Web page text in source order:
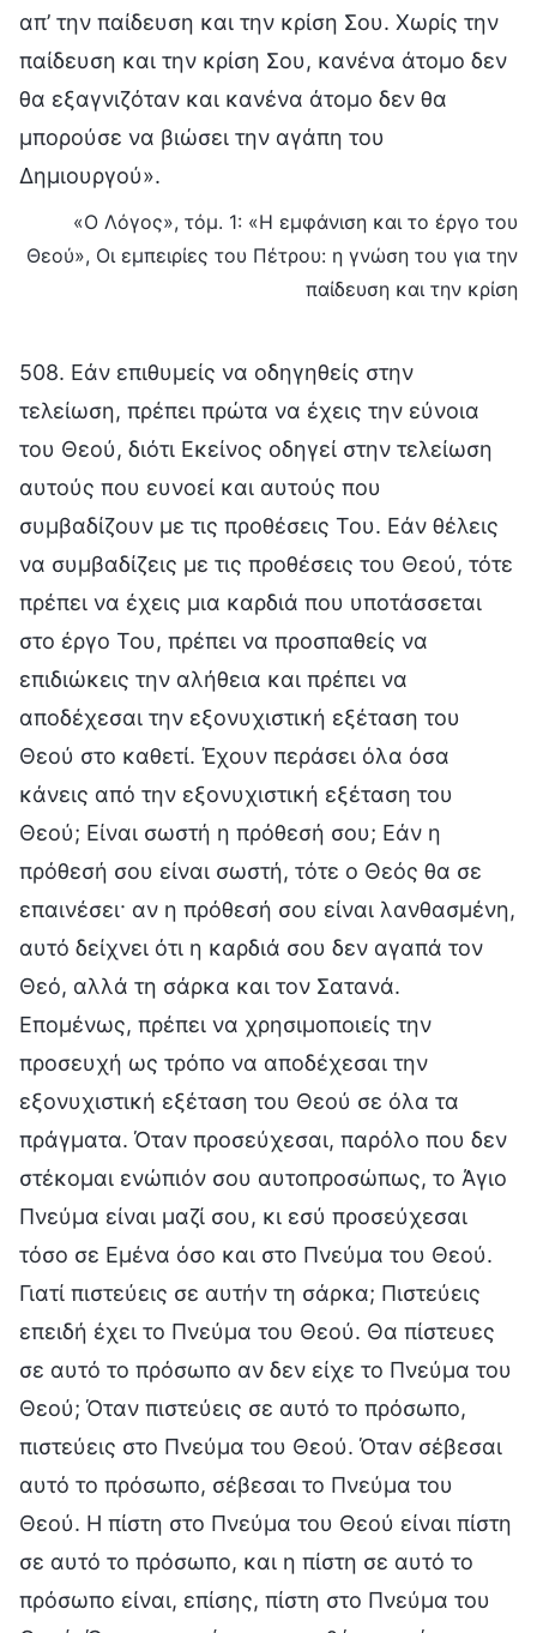
απ’ την παίδευση και την κρίση Σου. Χωρίς την
παίδευση και την κρίση Σου, κανένα άτομο δεν
θα εξαγνιζόταν και κανένα άτομο δεν θα
μπορούσε να βιώσει την αγάπη του
Δημιουργού».
«Ο Λόγος», τόμ. 1: «Η εμφάνιση και το έργο του
Θεού», Οι εμπειρίες του Πέτρου: η γνώση του για την
παίδευση και την κρίση
508. Εάν επιθυμείς να οδηγηθείς στην
τελείωση, πρέπει πρώτα να έχεις την εύνοια
του Θεού, διότι Εκείνος οδηγεί στην τελείωση
αυτούς που ευνοεί και αυτούς που
συμβαδίζουν με τις προθέσεις Του. Εάν θέλεις
να συμβαδίζεις με τις προθέσεις του Θεού, τότε
πρέπει να έχεις μια καρδιά που υποτάσσεται
στο έργο Του, πρέπει να προσπαθείς να
επιδιώκεις την αλήθεια και πρέπει να
αποδέχεσαι την εξονυχιστική εξέταση του
Θεού στο καθετί. Έχουν περάσει όλα όσα
κάνεις από την εξονυχιστική εξέταση του
Θεού; Είναι σωστή η πρόθεσή σου; Εάν η
πρόθεσή σου είναι σωστή, τότε ο Θεός θα σε
επαινέσει· αν η πρόθεσή σου είναι λανθασμένη,
αυτό δείχνει ότι η καρδιά σου δεν αγαπά τον
Θεό, αλλά τη σάρκα και τον Σατανά.
Επομένως, πρέπει να χρησιμοποιείς την
προσευχή ως τρόπο να αποδέχεσαι την
εξονυχιστική εξέταση του Θεού σε όλα τα
πράγματα. Όταν προσεύχεσαι, παρόλο που δεν
στέκομαι ενώπιόν σου αυτοπροσώπως, το Άγιο
Πνεύμα είναι μαζί σου, κι εσύ προσεύχεσαι
τόσο σε Εμένα όσο και στο Πνεύμα του Θεού.
Γιατί πιστεύεις σε αυτήν τη σάρκα; Πιστεύεις
επειδή έχει το Πνεύμα του Θεού. Θα πίστευες
σε αυτό το πρόσωπο αν δεν είχε το Πνεύμα του
Θεού; Όταν πιστεύεις σε αυτό το πρόσωπο,
πιστεύεις στο Πνεύμα του Θεού. Όταν σέβεσαι
αυτό το πρόσωπο, σέβεσαι το Πνεύμα του
Θεού. Η πίστη στο Πνεύμα του Θεού είναι πίστη
σε αυτό το πρόσωπο, και η πίστη σε αυτό το
πρόσωπο είναι, επίσης, πίστη στο Πνεύμα του